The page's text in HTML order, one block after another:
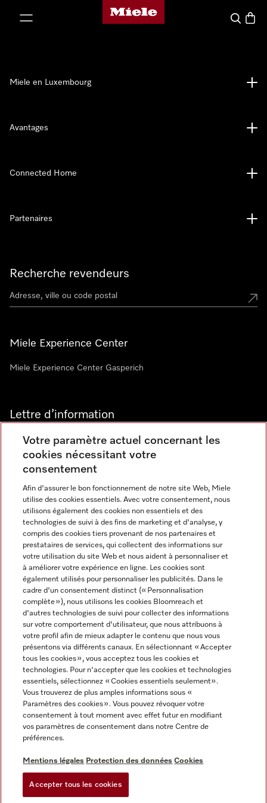
Page d'accueil de Miele
Panier
Recherche revendeurs
Miele Experience Center
Miele Experience Center Gasperich
Lettre d’information
Langue
FRANCAIS
Miele en Luxembourg
Avantages
Connected Home
Partenaires
Informations légales
CGV
Conditions d’utilisation
Déclaration d'accessibilité
Digital Services Act
Miele sur Instagram
Miele sur Youtube
Votre paramètre actuel concernant les
cookies nécessitant votre
consentement
Afin d'assurer le bon fonctionnement de notre site Web, Miele
utilise des cookies essentiels. Avec votre consentement, nous
utilisons également des cookies non essentiels et des
technologies de suivi à des fins de marketing et d'analyse, y
compris des cookies tiers provenant de nos partenaires et
prestataires de services, qui collectent des informations sur
votre utilisation du site Web et nous aident à personnaliser et
à améliorer votre expérience en ligne. Les cookies sont
également utilisés pour personnaliser les publicités. Dans le
cadre d'un consentement distinct (« Personnalisation
complète »), nous utilisons les cookies Bloomreach et
d'autres technologies de suivi pour collecter des informations
sur votre comportement d'utilisateur, que nous attribuons à
votre profil afin de mieux adapter le contenu que nous vous
présentons via différents canaux. En sélectionnant « Accepter
tous les cookies », vous acceptez tous les cookies et
technologies. Pour n'accepter que les cookies et technologies
essentiels, sélectionnez « Cookies essentiels seulement».
Vous trouverez de plus amples informations sous «
Paramètres des cookies ». Vous pouvez révoquer votre
consentement à tout moment avec effet futur en modifiant
vos paramètres de consentement dans notre Centre de
préférences.
Mentions légales Protection des données Cookies
Accepter tous les cookies